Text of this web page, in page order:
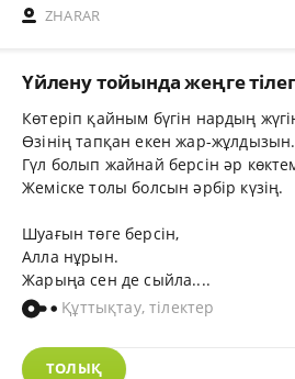
ZHARAR
Үйлену тойында жеңге
Көтеріп қайным бүгін нардың
Өзінің тапқан екен жар-жұлдызын.
Гүл болып жайнай берсін әр
Жеміске толы болсын әрбір күзің.
Шуағын төге берсін,
Алла нұрын.
Жарыңа сен де сыйла....
Құттықтау, тілектер
ТОЛЫҚ